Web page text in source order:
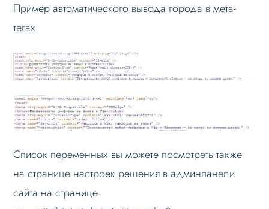
Пример автоматического вывода города в мета-
тегах
Список переменных вы можете посмотреть также
на странице настроек решения в админпанели
сайта на странице